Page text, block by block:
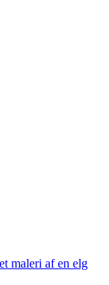
maleri af en elg